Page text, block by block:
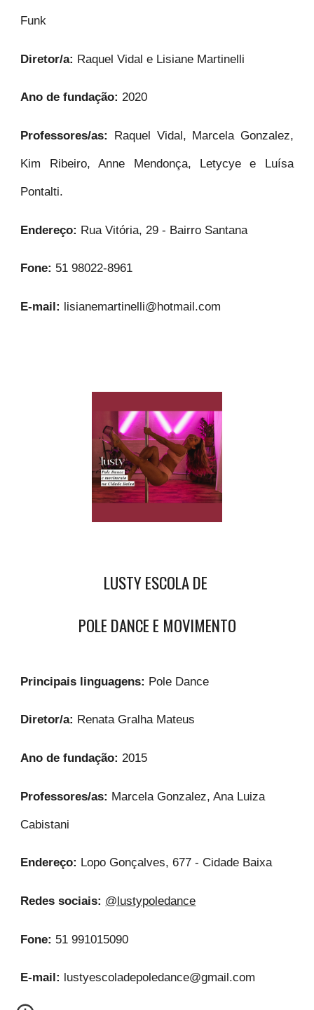
Funk
Diretor/a: Raquel Vidal e Lisiane Martinelli
Ano de fundação:2020
Professores/as: Raquel Vidal, Marcela Gonzalez,
Kim Ribeiro, Anne Mendonça, Letycye e Luísa
Pontalti.
Endereço: Rua Vitória, 29 - Bairro Santana
Fone: 51 98022-8961
E-mail: lisianemartinelli@hotmail.com
LUSTY ESCOLA DE
POLE DANCE E MOVIMENTO
Principais linguagens: Pole Dance
Diretor/a: Renata Gralha Mateus
Ano de fundação:2015
Professores/as: Marcela Gonzalez, Ana Luiza
Cabistani
Endereço: Lopo Gonçalves, 677 - Cidade Baixa
Redes sociais: @lustypoledance
Fone: 51 991015090
E-mail: lustyescoladepoledance@gmail.com